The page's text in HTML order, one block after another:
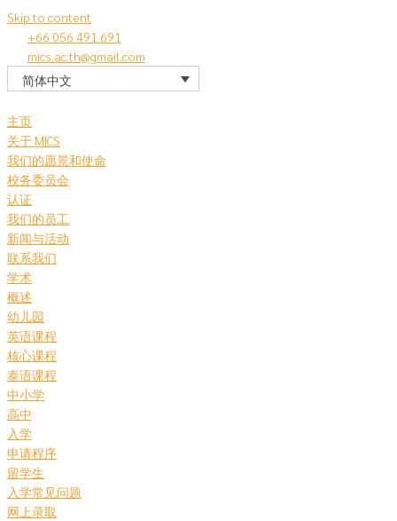
Skip to content
+66 056 491 691
mics.ac.th@gmail.com
简体中文
主页
关于 MICS
我们的愿景和使命
校务委员会
认证
我们的员工
新闻与活动
联系我们
学术
概述
幼儿园
英语课程
核心课程
泰语课程
中小学
高中
入学
申请程序
留学生
入学常见问题
网上录取